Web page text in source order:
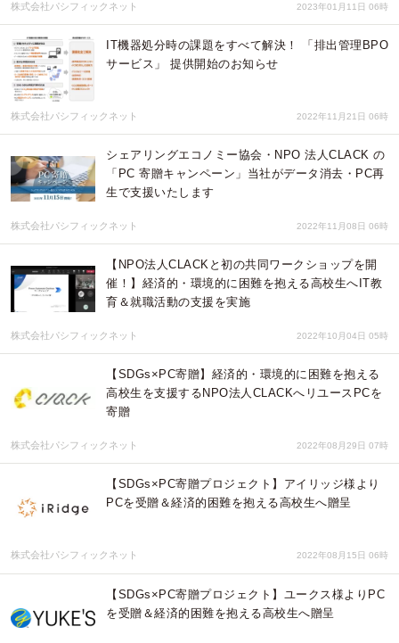
株式会社パシフィックネット 2023年01月11日 06時
IT機器処分時の課題をすべて解決！ 「排出管理BPO
サービス」 提供開始のお知らせ
株式会社パシフィックネット 2022年11月21日 06時
シェアリングエコノミー協会・NPO 法人CLACK の
「PC 寄贈キャンペーン」当社がデータ消去・PC再
生で支援いたします
株式会社パシフィックネット 2022年11月08日 06時
【NPO法人CLACKと初の共同ワークショップを開
催！】経済的・環境的に困難を抱える高校生へIT教
育＆就職活動の支援を実施
株式会社パシフィックネット 2022年10月04日 05時
【SDGs×PC寄贈】経済的・環境的に困難を抱える
高校生を支援するNPO法人CLACKへリユースPCを
寄贈
株式会社パシフィックネット 2022年08月29日 07時
【SDGs×PC寄贈プロジェクト】アイリッジ様より
PCを受贈＆経済的困難を抱える高校生へ贈呈
株式会社パシフィックネット 2022年08月15日 06時
【SDGs×PC寄贈プロジェクト】ユークス様よりPC
を受贈＆経済的困難を抱える高校生へ贈呈